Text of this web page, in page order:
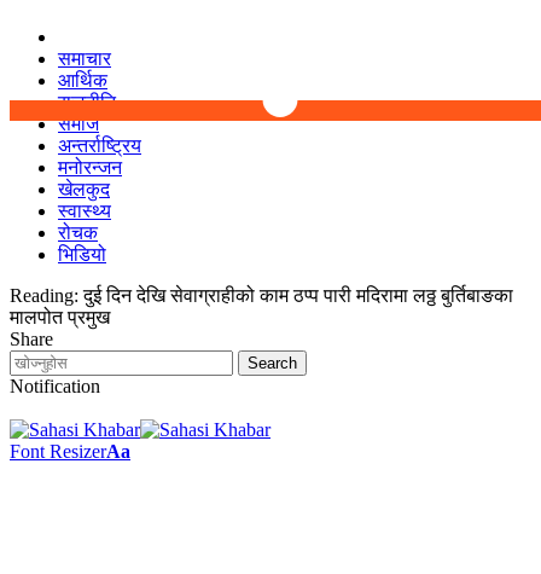
समाचार
आर्थिक
राजनीति
समाज
अन्तर्राष्ट्रिय
मनोरन्जन
खेलकुद
स्वास्थ्य
रोचक
भिडियो
Reading: दुई दिन देखि सेवाग्राहीको काम ठप्प पारी मदिरामा लठ्ठ बुर्तिबाङका
मालपोत प्रमुख
Share
Notification
Font ResizerAa